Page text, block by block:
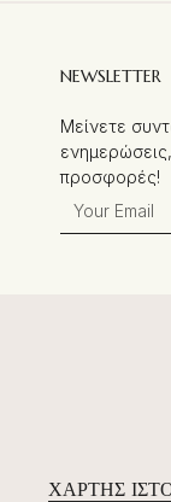
NEWSLETTER
Μείνετε
προσφορές!
ΧΆΡΤΗΣ